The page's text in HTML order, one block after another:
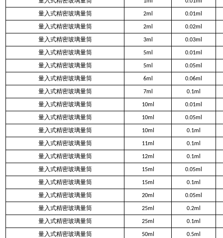
量入式精密玻璃量筒 2ml 0.01ml
量入式精密玻璃量筒 2ml 0.02ml
量入式精密玻璃量筒 3ml 0.03ml
量入式精密玻璃量筒 5ml 0.01ml
量入式精密玻璃量筒 5ml 0.05ml
量入式精密玻璃量筒 6ml 0.06ml
量入式精密玻璃量筒 7ml 0.1ml
量入式精密玻璃量筒 10ml 0.01ml
量入式精密玻璃量筒 10ml 0.05ml
量入式精密玻璃量筒 10ml 0.1ml
量入式精密玻璃量筒 11ml 0.1ml
量入式精密玻璃量筒 12ml 0.1ml
量入式精密玻璃量筒 15ml 0.05ml
量入式精密玻璃量筒 15ml 0.1ml
量入式精密玻璃量筒 20ml 0.05ml
量入式精密玻璃量筒 25ml 0.2ml
量入式精密玻璃量筒 25ml 0.1ml
量入式精密玻璃量筒 50ml 0.5ml